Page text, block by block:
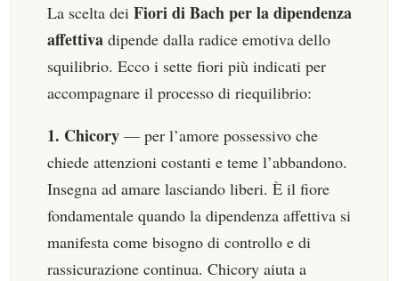
La scelta dei Fiori di Bach per la dipendenza
affettiva dipende dalla radice emotiva dello
squilibrio. Ecco i sette fiori più indicati per
accompagnare il processo di riequilibrio:
1. Chicory — per l’amore possessivo che
chiede attenzioni costanti e teme l’abbandono.
Insegna ad amare lasciando liberi. È il fiore
fondamentale quando la dipendenza affettiva si
manifesta come bisogno di controllo e di
rassicurazione continua. Chicory aiuta a